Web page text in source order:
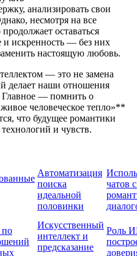
анализировать свои
несмотря на все
оставаться
и искренность — без них
настоящую любовь.
— это не замена
делает наши отношения
Главное — помнить о
человеческое тепло»**
что будущее романтики
и чувств.
Автоматизация
поиска
идеальной
половинки
чатов
по
Искусственный
интеллект и
предсказание
Роль